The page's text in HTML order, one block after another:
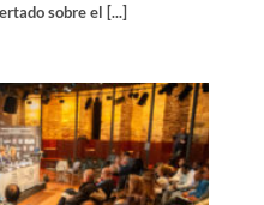
sobre el [...]